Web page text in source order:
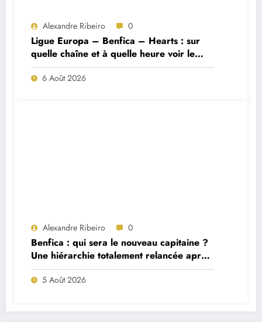
Alexandre Ribeiro 0
Ligue Europa – Benfica – Hearts : sur
quelle chaîne et à quelle heure voir le
match ?
6 Août 2026
Alexandre Ribeiro 0
Benfica : qui sera le nouveau capitaine ?
Une hiérarchie totalement relancée après
deux départs majeurs
5 Août 2026